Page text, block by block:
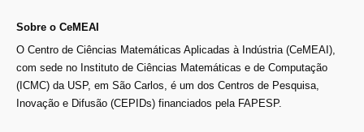
Sobre o CeMEAI
O Centro de Ciências Matemáticas Aplicadas à Indústria (CeMEAI),
com sede no Instituto de Ciências Matemáticas e de Computação
(ICMC) da USP, em São Carlos, é um dos Centros de Pesquisa,
Inovação e Difusão (CEPIDs) financiados pela FAPESP.